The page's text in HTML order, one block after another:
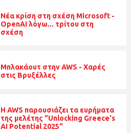
Νέα κρίση στη σχέση Microsoft -
OpenAI λόγω... τρίτου στη
σχέση
Μπλακάουτ στην AWS - Χαρές
στις Βρυξέλλες
H AWS παρουσιάζει τα ευρήματα
της μελέτης "Unlocking Greece's
AI Potential 2025"